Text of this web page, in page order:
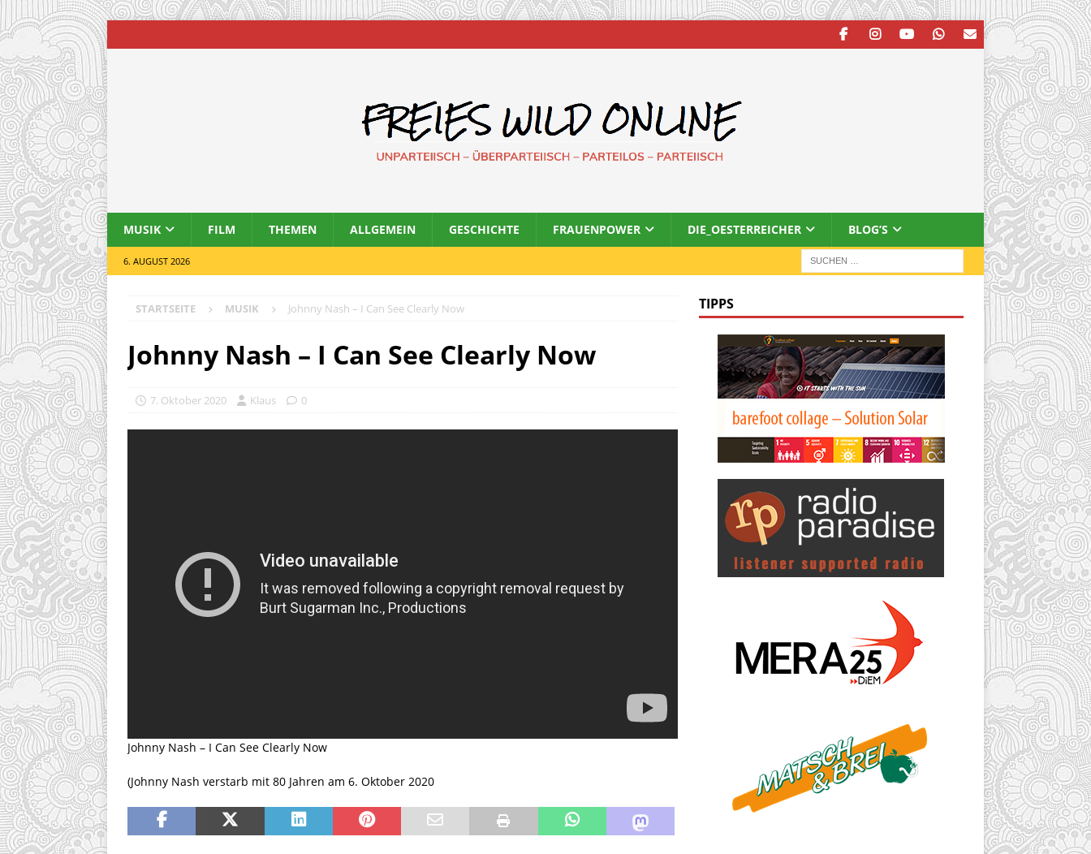
MUSIK FILM THEMEN ALLGEMEIN GESCHICHTE FRAUENPOWER DIE_OESTERREICHER BLOG’S
6. AUGUST 2026
STARTSEITE MUSIK Johnny Nash – I Can See Clearly Now
Johnny Nash – I Can See Clearly Now
7. Oktober 2020 Klaus 0
Johnny Nash – I Can See Clearly Now
(Johnny Nash verstarb mit 80 Jahren am 6. Oktober 2020
TIPPS